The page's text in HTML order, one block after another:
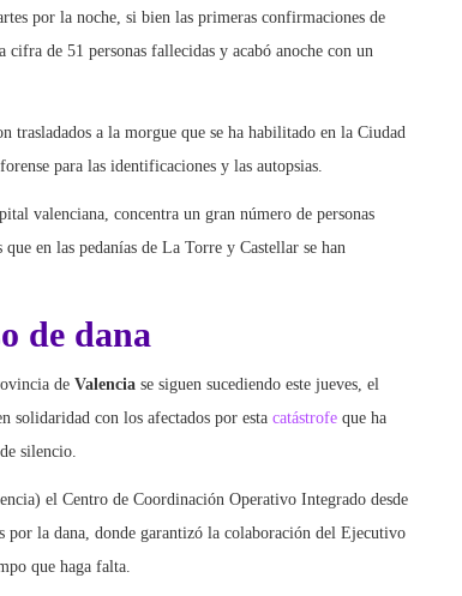
por la noche, si bien las primeras confirmaciones de
de 51 personas fallecidas y acabó anoche con un
trasladados a la morgue que se ha habilitado en la Ciudad
para las identificaciones y las autopsias.
valenciana, concentra un gran número de personas
en las pedanías de La Torre y Castellar se han
de dana
de Valencia se siguen sucediendo este jueves, el
solidaridad con los afectados por esta catástrofe que ha
silencio.
el Centro de Coordinación Operativo Integrado desde
por la dana, donde garantizó la colaboración del Ejecutivo
que haga falta.